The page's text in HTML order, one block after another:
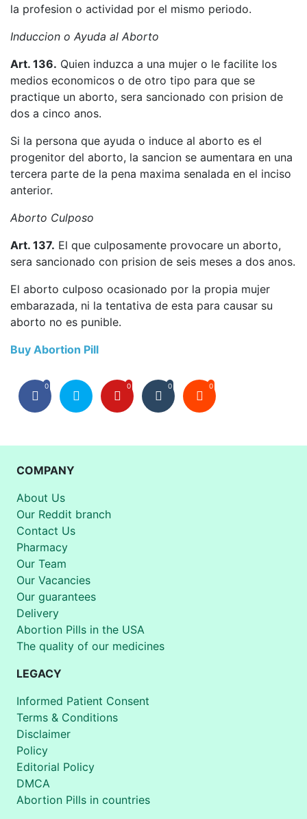
la profesion o actividad por el mismo periodo.
Induccion o Ayuda al Aborto
Art. 136. Quien induzca a una mujer o le facilite los
medios economicos o de otro tipo para que se
practique un aborto, sera sancionado con prision de
dos a cinco anos.
Si la persona que ayuda o induce al aborto es el
progenitor del aborto, la sancion se aumentara en una
tercera parte de la pena maxima senalada en el inciso
anterior.
Aborto Culposo
Art. 137. El que culposamente provocare un aborto,
sera sancionado con prision de seis meses a dos anos.
El aborto culposo ocasionado por la propia mujer
embarazada, ni la tentativa de esta para causar su
aborto no es punible.
Buy Abortion Pill
0 0 0 0
COMPANY
About Us
Our Reddit branch
Contact Us
Pharmacy
Our Team
Our Vacancies
Our guarantees
Delivery
Abortion Pills in the USA
The quality of our medicines
LEGACY
Informed Patient Consent
Terms & Conditions
Disclaimer
Policy
Editorial Policy
DMCA
Abortion Pills in countries